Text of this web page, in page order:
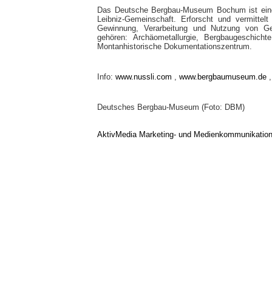
Das Deutsche Bergbau-Museum Bochum ist
Leibniz-Gemeinschaft. Erforscht und
Gewinnung, Verarbeitung und Nutzung von
gehören: Archäometallurgie,
Montanhistorische Dokumentationszentrum.
Info: www.nussli.com , www.bergbaumuseum.de
Deutsches Bergbau-Museum (Foto: DBM)
AktivMedia Marketing- und